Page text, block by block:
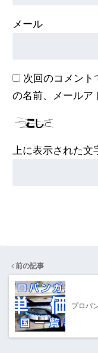
メール
次回のコメント
の名前、メールア
上に表示された文
前の記事
プロパ